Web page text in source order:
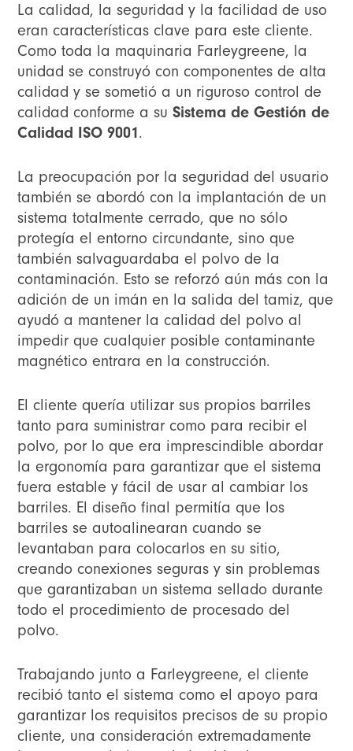
La calidad, la seguridad y la facilidad de uso
eran características clave para este cliente.
Como toda la maquinaria Farleygreene, la
unidad se construyó con componentes de alta
calidad y se sometió a un riguroso control de
calidad conforme a suSistema de Gestión de
Calidad ISO 9001.
La preocupación por la seguridad del usuario
también se abordó con la implantación de un
sistema totalmente cerrado, que no sólo
protegía el entorno circundante, sino que
también salvaguardaba el polvo de la
contaminación. Esto se reforzó aún más con la
adición de un imán en la salida del tamiz, que
ayudó a mantener la calidad del polvo al
impedir que cualquier posible contaminante
magnético entrara en la construcción.
El cliente quería utilizar sus propios barriles
tanto para suministrar como para recibir el
polvo, por lo que era imprescindible abordar
la ergonomía para garantizar que el sistema
fuera estable y fácil de usar al cambiar los
barriles. El diseño final permitía que los
barriles se autoalinearan cuando se
levantaban para colocarlos en su sitio,
creando conexiones seguras y sin problemas
que garantizaban un sistema sellado durante
todo el procedimiento de procesado del
polvo.
Trabajando junto a Farleygreene, el cliente
recibió tanto el sistema como el apoyo para
garantizar los requisitos precisos de su propio
cliente, una consideración extremadamente